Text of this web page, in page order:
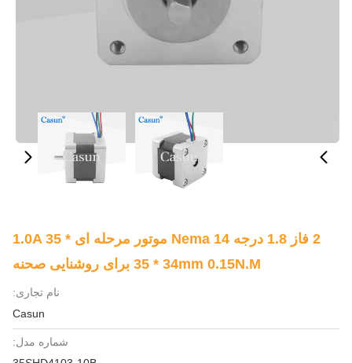
2 فاز 1.8 درجه Nema 14 موتور مرحله ای 1.0A 35 *
35 * 34mm 0.15N.M برای روشنایی صحنه
نام تجاری:
Casun
شماره مدل: